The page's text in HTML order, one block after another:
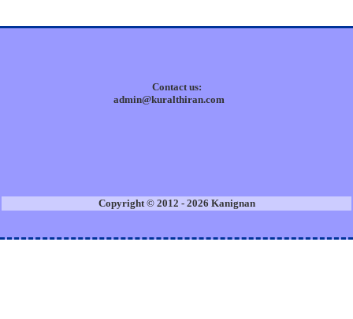
Contact us:
admin@kuralthiran.com
Copyright © 2012 - 2026 Kanignan